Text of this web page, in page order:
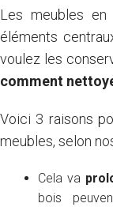
Les meubles
éléments
voulez les
comment
Voici 3 raisons
meubles, selon
Cela va
bois